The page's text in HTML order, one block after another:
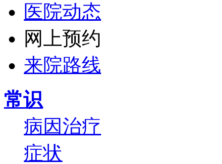
医院动态
网上预约
来院路线
常识
病因治疗
症状